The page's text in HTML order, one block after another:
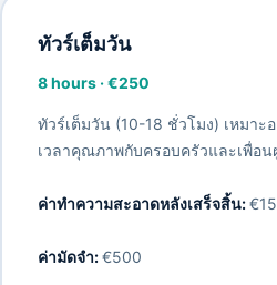
ทัวร์เต็มวัน
8 hours·€250
ทัวร์เต็มวัน (10-18 ชั่วโมง) เหมาะ
เวลาคุณภาพกับครอบครัวและเพื่อน
ค่าทำความสะอาดหลังเสร็จสิ้น:€15
ค่ามัดจำ:€500